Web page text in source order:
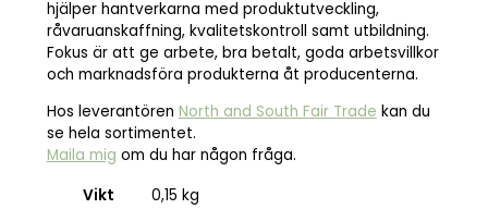
hjälper hantverkarna med produktutveckling,
råvaruanskaffning, kvalitetskontroll samt utbildning.
Fokus är att ge arbete, bra betalt, goda arbetsvillkor
och marknadsföra produkterna åt producenterna.
Hos leverantören North and South Fair Trade kan du
se hela sortimentet.
Maila mig om du har någon fråga.
Vikt
0,15 kg